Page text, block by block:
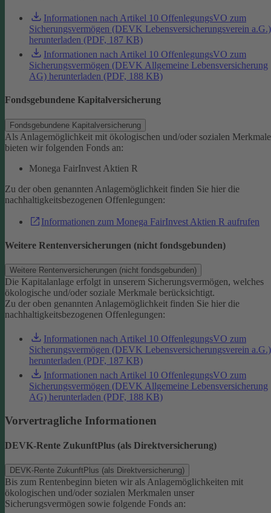
Informationen nach Artikel 10 OffenlegungsVO zum
Sicherungsvermögen (DEVK Lebensversicherungsverein a.G.)
herunterladen (PDF, 187 KB)
Informationen nach Artikel 10 OffenlegungsVO zum
Sicherungsvermögen (DEVK Allgemeine Lebensversicherung
AG) herunterladen (PDF, 188 KB)
Fondsgebundene Kapitalversicherung
Fondsgebundene Kapitalversicherung
Als Anlagemöglichkeit mit ökologischen und/oder sozialen
bieten wir folgenden Fonds an:
Monega FairInvest Aktien R
Zu der oben genannten Anlagemöglichkeit finden Sie hier die
nachhaltigkeitsbezogenen Offenlegungen:
Informationen zum Monega FairInvest Aktien R aufrufen
Weitere Rentenversicherungen (nicht fondsgebunden)
Weitere Rentenversicherungen (nicht fondsgebunden)
Die Kapitalanlage erfolgt in unserem Sicherungsvermögen, welches
ökologische und/oder soziale Merkmale berücksichtigt.
Zu der oben genannten Anlagemöglichkeit finden Sie hier die
nachhaltigkeitsbezogenen Offenlegungen:
Informationen nach Artikel 10 OffenlegungsVO zum
Sicherungsvermögen (DEVK Lebensversicherungsverein a.G.)
herunterladen (PDF, 187 KB)
Informationen nach Artikel 10 OffenlegungsVO zum
Sicherungsvermögen (DEVK Allgemeine Lebensversicherung
AG) herunterladen (PDF, 188 KB)
Vorvertragliche Informationen
DEVK-Rente ZukunftPlus (als Direktversicherung)
DEVK-Rente ZukunftPlus (als Direktversicherung)
Bis zum Rentenbeginn bieten wir als Anlagemöglichkeiten mit
ökologischen und/oder sozialen Merkmalen unser
Sicherungsvermögen sowie folgende Fonds an: